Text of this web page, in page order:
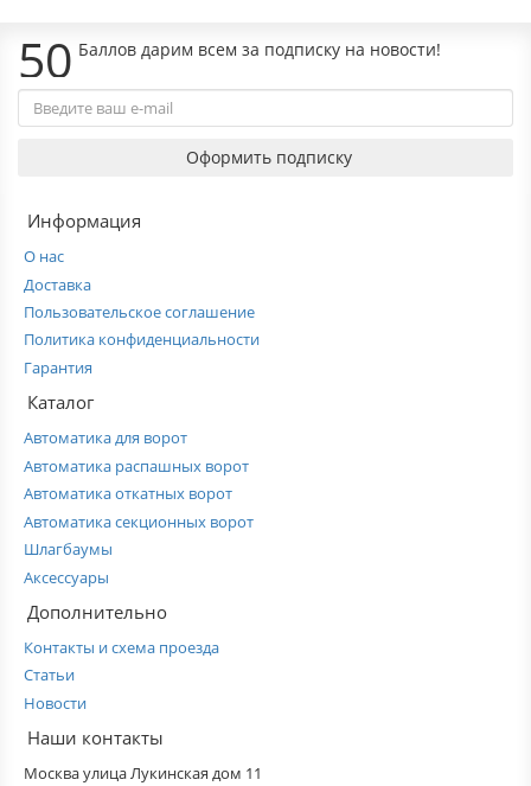
50 Баллов дарим всем за подписку на новости!
Оформить подписку
Информация
О нас
Доставка
Пользовательское соглашение
Политика конфиденциальности
Гарантия
Каталог
Автоматика для ворот
Автоматика распашных ворот
Автоматика откатных ворот
Автоматика секционных ворот
Шлагбаумы
Аксессуары
Дополнительно
Контакты и схема проезда
Статьи
Новости
Наши контакты
Москва улица Лукинская дом 11